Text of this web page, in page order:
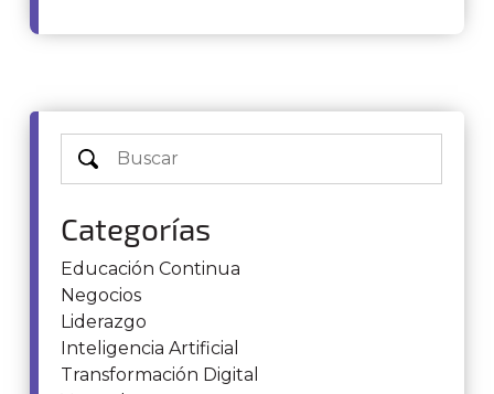
Categorías
Educación Continua
Negocios
Liderazgo
Inteligencia Artificial
Transformación Digital